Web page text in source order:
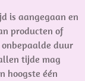
is aangegaan en
producten of
duur
tijde mag
hoogste één